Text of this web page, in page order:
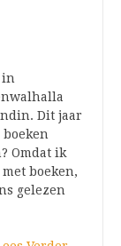
in
Dit jaar
Omdat ik
boeken,
gelezen